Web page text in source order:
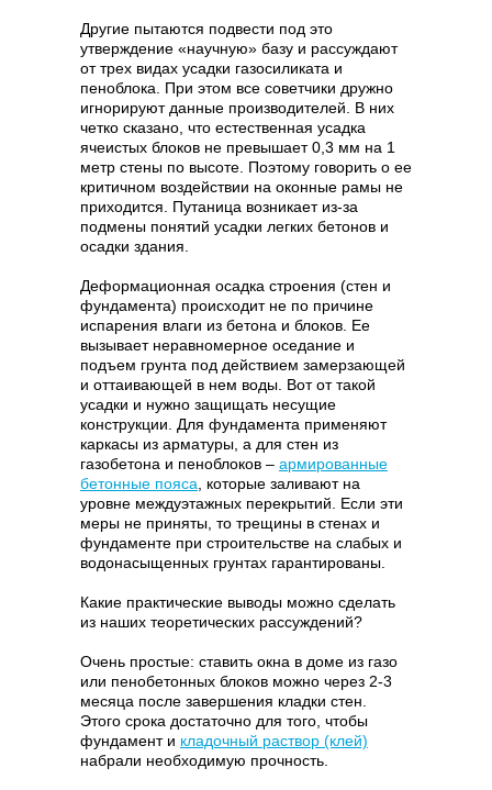
Другие пытаются подвести под это
утверждение «научную» базу и рассуждают
от трех видах усадки газосиликата и
пеноблока. При этом все советчики дружно
игнорируют данные производителей. В них
четко сказано, что естественная усадка
ячеистых блоков не превышает 0,3 мм на 1
метр стены по высоте. Поэтому говорить о ее
критичном воздействии на оконные рамы не
приходится. Путаница возникает из-за
подмены понятий усадки легких бетонов и
осадки здания.
Деформационная осадка строения (стен и
фундамента) происходит не по причине
испарения влаги из бетона и блоков. Ее
вызывает неравномерное оседание и
подъем грунта под действием замерзающей
и оттаивающей в нем воды. Вот от такой
усадки и нужно защищать несущие
конструкции. Для фундамента применяют
каркасы из арматуры, а для стен из
газобетона и пеноблоков – армированные
бетонные пояса , которые заливают на
уровне междуэтажных перекрытий. Если эти
меры не приняты, то трещины в стенах и
фундаменте при строительстве на слабых и
водонасыщенных грунтах гарантированы.
Какие практические выводы можно сделать
из наших теоретических рассуждений?
Очень простые: ставить окна в доме из газо
или пенобетонных блоков можно через 2-3
месяца после завершения кладки стен.
Этого срока достаточно для того, чтобы
фундамент и кладочный раствор (клей)
набрали необходимую прочность.